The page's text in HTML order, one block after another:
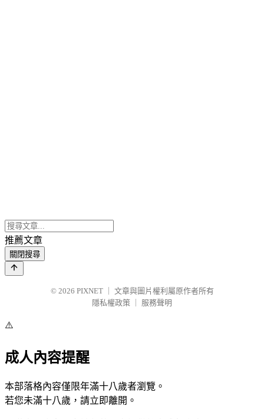
推薦文章
關閉搜尋
© 2026 PIXNET
文章與圖片權利屬原作者所有
隱私權政策
服務聲明
⚠️
成人內容提醒
本部落格內容僅限年滿十八歲者瀏覽。
若您未滿十八歲，請立即離開。